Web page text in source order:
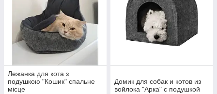
Лежанка для кота з
подушкою "Кошик" спальне
місце
Домик для собак и котов из
войлока "Арка" с подушкой